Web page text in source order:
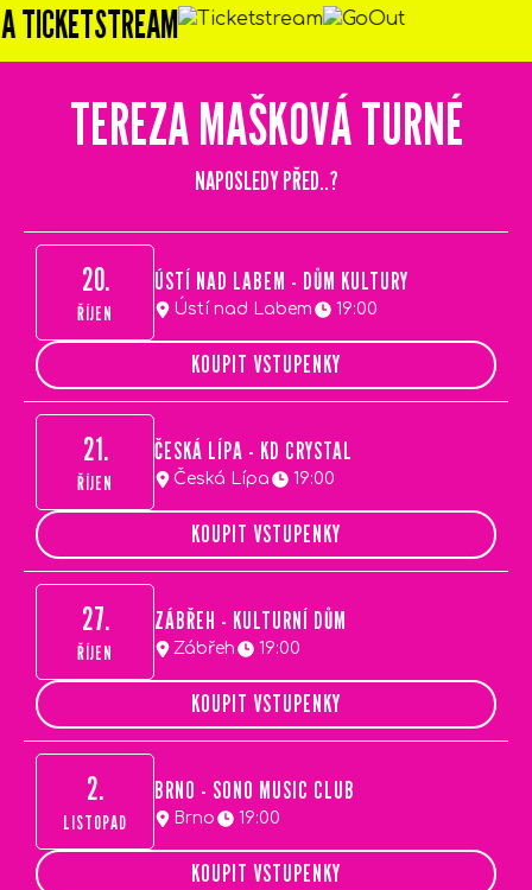
TEREZA MAŠKOVÁ TURNÉ
NAPOSLEDY PŘED..?
20.
ŘÍJEN
ÚSTÍ NAD LABEM - DŮM KULTURY
Ústí nad Labem 19:00
KOUPIT VSTUPENKY
21.
ŘÍJEN
ČESKÁ LÍPA - KD CRYSTAL
Česká Lípa 19:00
KOUPIT VSTUPENKY
27.
ŘÍJEN
ZÁBŘEH - KULTURNÍ DŮM
Zábřeh 19:00
KOUPIT VSTUPENKY
2.
LISTOPAD
BRNO - SONO MUSIC CLUB
Brno 19:00
KOUPIT VSTUPENKY